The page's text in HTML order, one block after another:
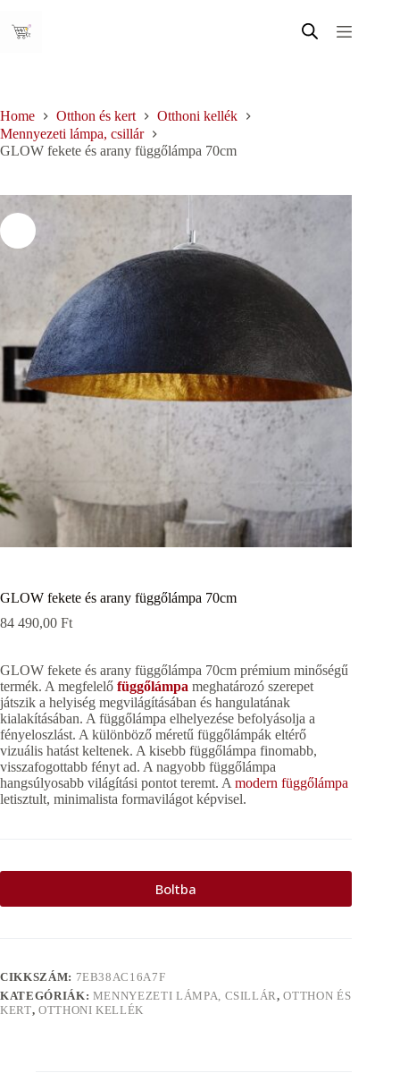
content
Home Otthon és kert
Otthoni kellék
Mennyezeti lámpa, csillár
GLOW fekete és arany függőlámpa 70cm
GLOW fekete és arany függőlámpa 70cm
84 490,00 Ft
GLOW fekete és arany függőlámpa 70cm prémium minőségű
termék. A megfelelő függőlámpa meghatározó szerepet
játszik a helyiség megvilágításában és hangulatának
kialakításában. A függőlámpa elhelyezése befolyásolja a
fényeloszlást. A különböző méretű függőlámpák eltérő
vizuális hatást keltenek. A kisebb függőlámpa finomabb,
visszafogottabb fényt ad. A nagyobb függőlámpa
hangsúlyosabb világítási pontot teremt. A modern függőlámpa
letisztult, minimalista formavilágot képvisel.
Boltba
CIKKSZÁM: 7EB38AC16A7F
KATEGÓRIÁK: MENNYEZETI LÁMPA, CSILLÁR,OTTHON ÉS
KERT, OTTHONI KELLÉK